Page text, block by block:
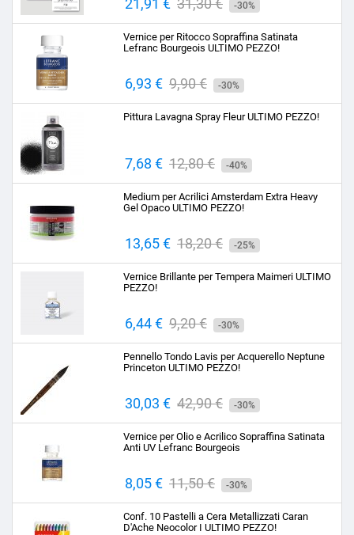
Prezzo
21,91 € Prezzo
base
31,30 € -30%
Vernice per Ritocco Sopraffina Satinata
Lefranc Bourgeois ULTIMO PEZZO!
Prezzo
6,93 € Prezzo
base
9,90 € -30%
Pittura Lavagna Spray Fleur ULTIMO PEZZO!
Prezzo
7,68 € Prezzo
base
12,80 € -40%
Medium per Acrilici Amsterdam Extra Heavy
Gel Opaco ULTIMO PEZZO!
Prezzo
13,65 € Prezzo
base
18,20 € -25%
Vernice Brillante per Tempera Maimeri ULTIMO
PEZZO!
Prezzo
6,44 € Prezzo
base
9,20 € -30%
Pennello Tondo Lavis per Acquerello Neptune
Princeton ULTIMO PEZZO!
Prezzo
30,03 € Prezzo
base
42,90 € -30%
Vernice per Olio e Acrilico Sopraffina Satinata
Anti UV Lefranc Bourgeois
Prezzo
8,05 € Prezzo
base
11,50 € -30%
Conf. 10 Pastelli a Cera Metallizzati Caran
D'Ache Neocolor I ULTIMO PEZZO!